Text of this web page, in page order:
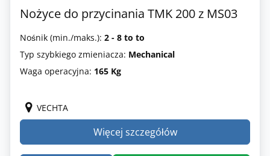
Nożyce do przycinania TMK 200 z MS03
Nośnik (min./maks.): 2 - 8 to to
Typ szybkiego zmieniacza: Mechanical
Waga operacyjna: 165 Kg
VECHTA
Więcej szczegółów